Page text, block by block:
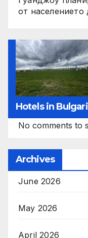
от
Hotels in
No comments to
Archives
June 2026
May 2026
April 2026